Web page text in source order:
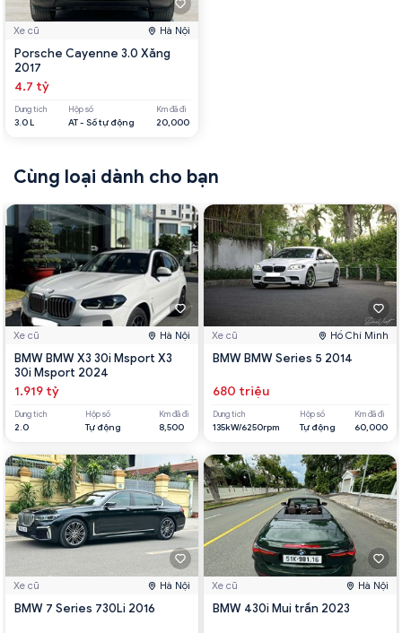
Xe cũ Hà Nội
Porsche Cayenne 3.0 Xăng
2017
4.7 tỷ
Dung tích
3.0 L
Hộp số
AT - Số tự động
Km đã đi
20,000
Cùng loại dành cho bạn
Xe cũ Hà Nội
BMW BMW X3 30i Msport X3
30i Msport 2024
1.919 tỷ
Dung tích
2.0
Hộp số
Tự động
Km đã đi
8,500
Xe cũ Hà Nội
BMW 7 Series 730Li 2016
Xe cũ Hồ Chí Minh
BMW BMW Series 5 2014
680 triệu
Dung tích
135kW/6250rpm
Hộp số
Tự động
Km đã đi
60,000
Xe cũ Hà Nội
BMW 430i Mui trần 2023